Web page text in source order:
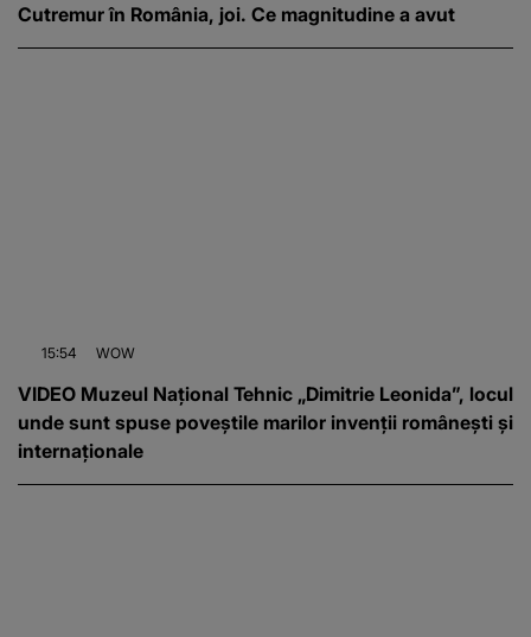
Cutremur în România, joi. Ce magnitudine a avut
15:54 WOW
VIDEO Muzeul Național Tehnic „Dimitrie Leonida”, locul
unde sunt spuse poveștile marilor invenții românești și
internaționale